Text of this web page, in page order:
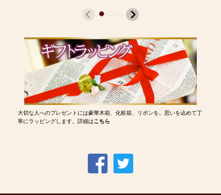
大切な人へのプレゼントには豪華木箱、化粧箱、リボンを。思いを込めて丁
寧にラッピングします。詳細はこちら